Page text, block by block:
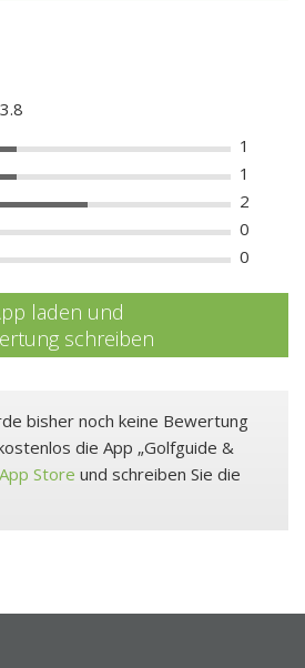
3.8
1
1
2
0
0
laden und
schreiben
bisher noch keine Bewertung
die App „Golfguide &
Store und schreiben Sie die